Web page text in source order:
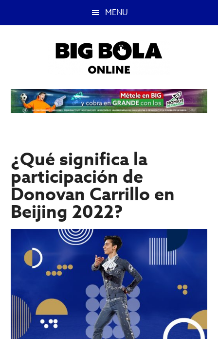
MENU
Big
Bola
mejor
del
deportivas.
¿Qué significa la
participación de
Donovan Carrillo en
Beijing 2022?